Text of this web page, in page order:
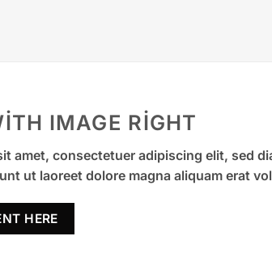
IMAGE RIGHT
amet, consectetuer adipiscing elit, sed
ut laoreet dolore magna aliquam erat
HERE